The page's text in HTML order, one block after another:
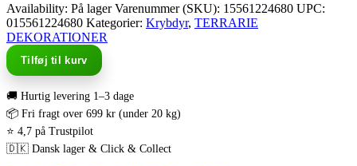
Availability: På lager Varenummer (SKU): 15561224680 UPC:
015561224680 Kategorier: Krybdyr, TERRARIE
DEKORATIONER
Tilføj til kurv
🚚 Hurtig levering 1–3 dage
📦 Fri fragt over 699 kr (under 20 kg)
⭐ 4,7 på Trustpilot
🇩🇰 Dansk lager & Click & Collect